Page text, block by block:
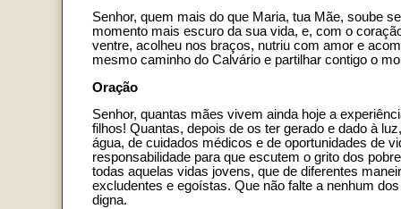
Senhor, quem mais do que Maria, tua Mãe, soube
momento mais escuro da sua vida, e, com o
ventre, acolheu nos braços, nutriu com amor e
mesmo caminho do Calvário e partilhar contigo o
Oração
Senhor, quantas mães vivem ainda hoje a
filhos! Quantas, depois de os ter gerado e dado à
água, de cuidados médicos e de oportunidades de
responsabilidade para que escutem o grito dos
todas aquelas vidas jovens, que de diferentes
excludentes e egoístas. Que não falte a nenhum
digna.